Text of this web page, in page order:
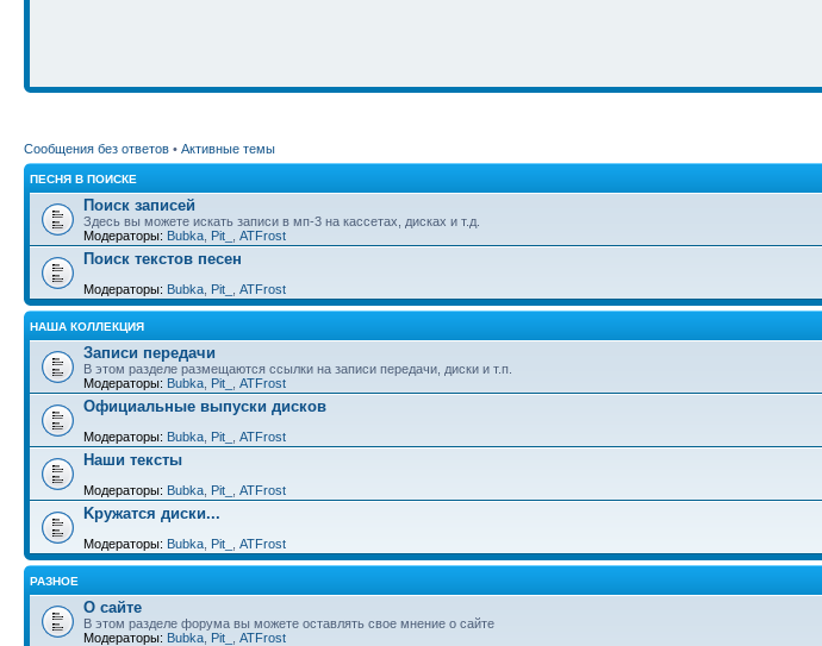
Сообщения без ответов • Активные темы
ПЕСНЯ В ПОИСКЕ
Поиск записей
Здесь вы можете искать записи в мп-3 на кассетах, дисках и т.д.
Модераторы: Bubka Pit_ ATFrost
Поиск текстов песен
Модераторы: Bubka Pit_ ATFrost
НАША КОЛЛЕКЦИЯ
Записи передачи
В этом разделе размещаются ссылки на записи передачи, диски и т.п.
Модераторы: Bubka Pit_ ATFrost
Официальные выпуски дисков
Модераторы: Bubka Pit_ ATFrost
Наши тексты
Модераторы: Bubka Pit_ ATFrost
Kружатся диски...
Модераторы: Bubka Pit_ ATFrost
РАЗНОЕ
О сайте
В этом разделе форума вы можете оставлять свое мнение о сайте
Модераторы: Bubka Pit_ ATFrost